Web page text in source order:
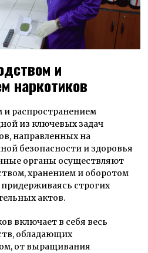
и
наркотиков
и распространением
из ключевых задач
направленных на
безопасности и здоровья
органы осуществляют
хранением и оборотом
придерживаясь строгих
актов.
включает в себя весь
обладающих
от выращивания